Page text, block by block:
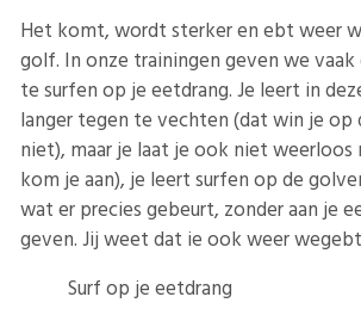
Het komt, wordt sterker en ebt weer
golf. In onze trainingen geven we
te surfen op je eetdrang. Je leert in
langer tegen te vechten (dat win je op
niet), maar je laat je ook niet weerloos
kom je aan), je leert surfen op de
wat er precies gebeurt, zonder aan je
geven. Jij weet dat ie ook weer
Surf op je eetdrang